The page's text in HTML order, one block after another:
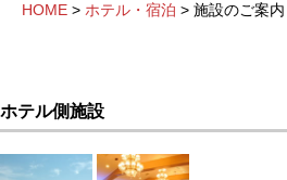
HOME > ホテル・宿泊 > 施設のご案内
ホテル側施設